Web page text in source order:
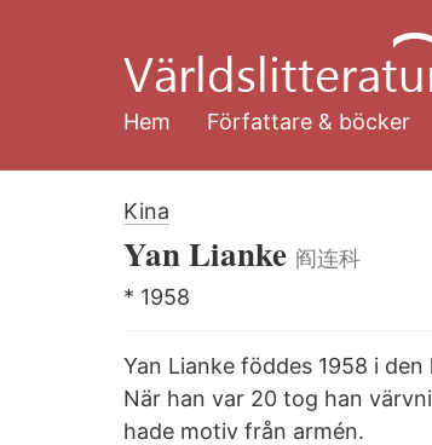
huvudinnehåll
Hem
Författare & böcker
Kina
Yan Lianke 阎连科
* 1958
Yan Lianke föddes 1958 i
När han var 20 tog han
hade motiv från armén.